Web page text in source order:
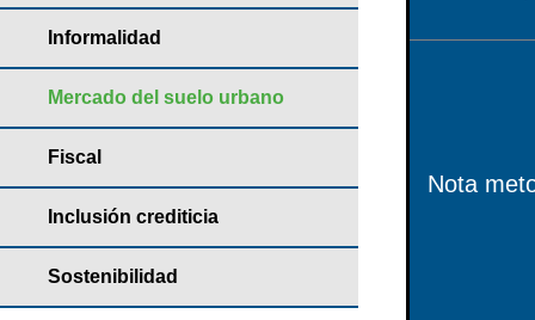
Informalidad
Mercado del suelo urbano
Fiscal
Inclusión crediticia
Sostenibilidad
Nota